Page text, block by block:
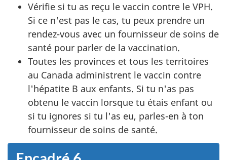
Vérifie si tu as reçu le vaccin contre le VPH.
Si ce n'est pas le cas, tu peux prendre un
rendez-vous avec un fournisseur de soins de
santé pour parler de la vaccination.
Toutes les provinces et tous les territoires
au Canada administrent le vaccin contre
l'hépatite B aux enfants. Si tu n'as pas
obtenu le vaccin lorsque tu étais enfant ou
si tu ignores si tu l'as eu, parles-en à ton
fournisseur de soins de santé.